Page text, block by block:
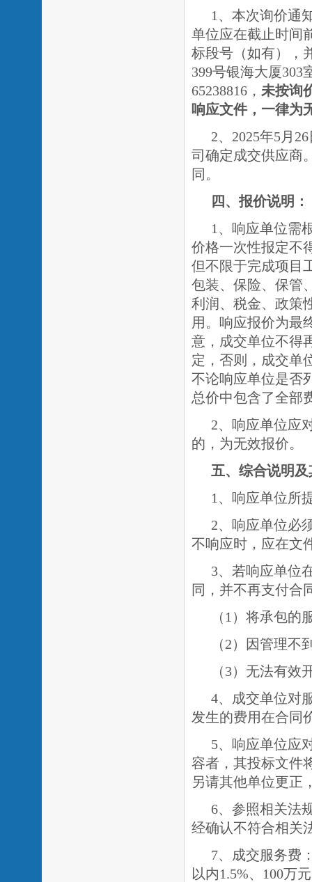
1、本次询价通
单位应在截止时间
标段号（如有），
399号银海大厦303
65238816 ， 未按询
响应文件，一律为
2、 2025年5月 26
司确定成交供应商
同。
四、报价说明：
1、响应单位需
价格一次性报定不
但不限于完成项目
包装、保险、保管
利润、税金、政策
用。响应报价为最
意，成交单位不得
定，否则，成交单
不论响应单位是否
总价中包含了全部
2、响应单位应
的，为无效报价。
五、综合说明
1、响应单位所
2、响应单位必
不响应时，应在文
3、若响应单位
同，并不再支付合
（ 1 ）将承包的
（2）因管理不
（3）无法有效
4、成交单位对
发生的费用在合同
5、响应单位应
容者，其投标文件
另请其他单位更正
6、参照相关法
经确认不符合相关
7、成交服务费
以内1.5%、 100万